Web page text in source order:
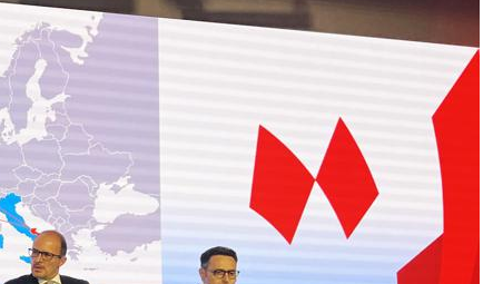
Le “vedove nere” (e allegre) della
Russia: matrimoni lampo prima del
fronte per ottenere i risarcimenti. Il
nuovo business milionario